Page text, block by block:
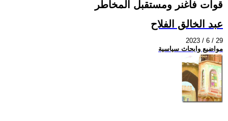
قوات فاغنر ومستقبل المخاطر
عبد الخالق الفلاح
2023 / 6 / 29
مواضيع وابحاث سياسية